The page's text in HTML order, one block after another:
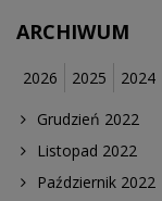
ARCHIWUM
2026 2025 2024
Grudzień 2022
Listopad 2022
Październik 2022